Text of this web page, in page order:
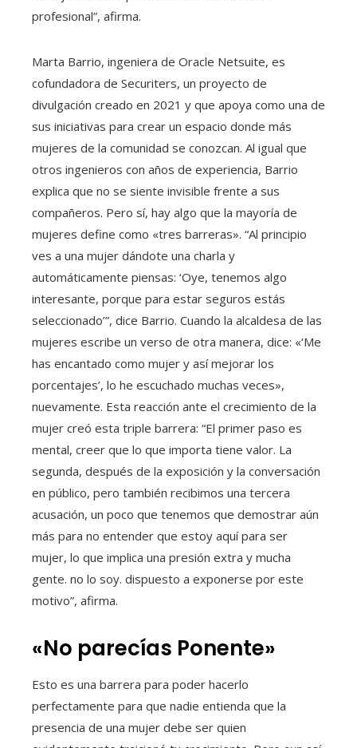
profesional”, afirma.
Marta Barrio, ingeniera de Oracle Netsuite, es
cofundadora de Securiters, un proyecto de
divulgación creado en 2021 y que apoya como una de
sus iniciativas para crear un espacio donde más
mujeres de la comunidad se conozcan. Al igual que
otros ingenieros con años de experiencia, Barrio
explica que no se siente invisible frente a sus
compañeros. Pero sí, hay algo que la mayoría de
mujeres define como «tres barreras». “Al principio
ves a una mujer dándote una charla y
automáticamente piensas: ‘Oye, tenemos algo
interesante, porque para estar seguros estás
seleccionado’”, dice Barrio. Cuando la alcaldesa de las
mujeres escribe un verso de otra manera, dice: «‘Me
has encantado como mujer y así mejorar los
porcentajes’, lo he escuchado muchas veces»,
nuevamente. Esta reacción ante el crecimiento de la
mujer creó esta triple barrera: “El primer paso es
mental, creer que lo que importa tiene valor. La
segunda, después de la exposición y la conversación
en público, pero también recibimos una tercera
acusación, un poco que tenemos que demostrar aún
más para no entender que estoy aquí para ser
mujer, lo que implica una presión extra y mucha
gente. no lo soy. dispuesto a exponerse por este
motivo”, afirma.
«No parecías Ponente»
Esto es una barrera para poder hacerlo
perfectamente para que nadie entienda que la
presencia de una mujer debe ser quien